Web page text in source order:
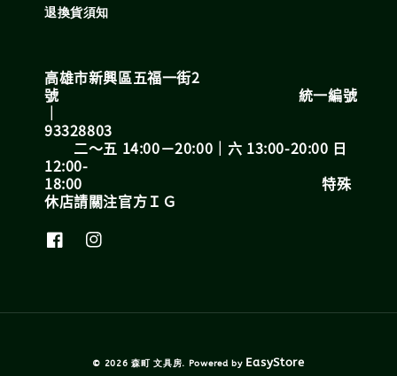
退換貨須知
高雄市新興區五福一街2
號 統一編號
｜
93328803
二～五 14:00－20:00｜六 13:00-20:00 日
12:00-
18:00 特殊
休店請關注官方ＩＧ
© 2026 森町 文具房. Powered by EasyStore